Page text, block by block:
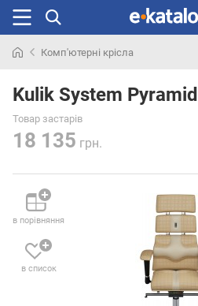
раніше
Комп'ютерні крісла
Kulik System Pyramid
Товар застарів
18 135 грн.
в порівняння
в список